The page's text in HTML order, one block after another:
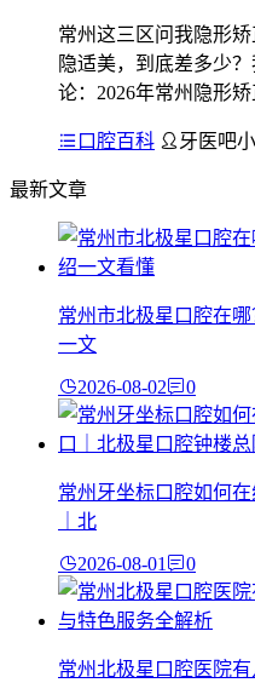
常州这三区问我隐形
隐适美，到底差多少
论：2026年常州隐形
口腔百科 牙医吧
最新文章
常州市北极星口腔在
一文
2026-08-02 0
常州牙坐标口腔如何
｜北
2026-08-01 0
常州北极星口腔医院